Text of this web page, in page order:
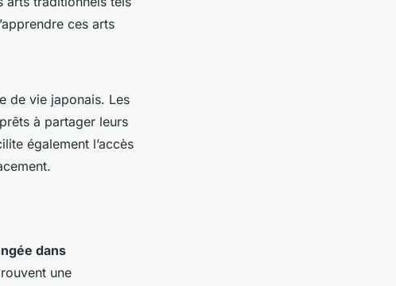
ces arts
de vie japonais. Les
à partager leurs
également l’accès
dans
une